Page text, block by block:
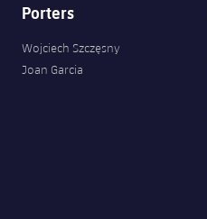
Porters
Wojciech Szczęsny
Joan Garcia